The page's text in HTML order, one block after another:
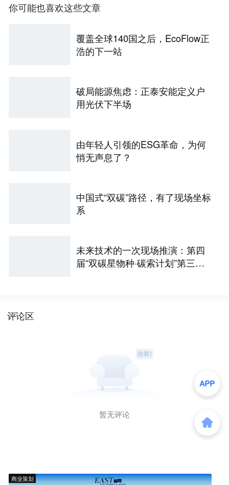
你可能也喜欢这些文章
覆盖全球140国之后，EcoFlow正
浩的下一站
破局能源焦虑：正泰安能定义户
用光伏下半场
由年轻人引领的ESG革命，为何
悄无声息了？
中国式“双碳”路径，有了现场坐标
系
未来技术的一次现场推演：第四
届“双碳星物种·碳索计划”第三站
评论区
暂无评论
商业策划